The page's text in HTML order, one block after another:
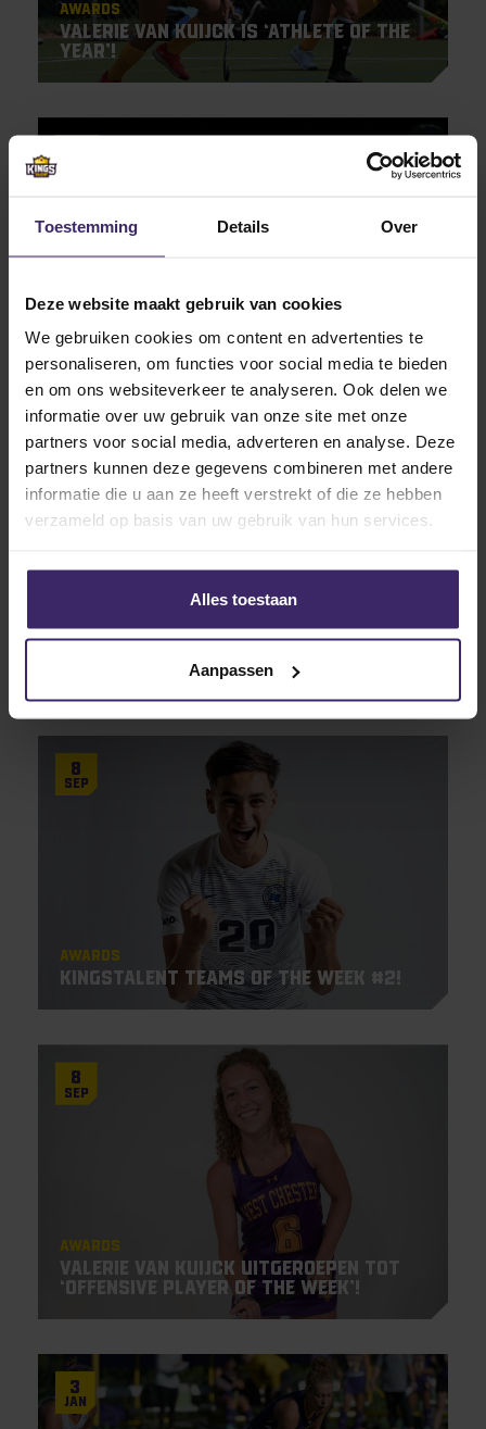
Toestemming Details Over
Deze website maakt gebruik van cookies
We gebruiken cookies om content en advertenties te
personaliseren, om functies voor social media te bieden
en om ons websiteverkeer te analyseren. Ook delen we
informatie over uw gebruik van onze site met onze
partners voor social media, adverteren en analyse. Deze
partners kunnen deze gegevens combineren met andere
informatie die u aan ze heeft verstrekt of die ze hebben
verzameld op basis van uw gebruik van hun services.
Alles toestaan
Aanpassen
Awards
Valerie van Kuijck is ‘Athlete of the
Year’!
Updates
KingTalent Teams of the Week #9
Sep
Updates
8
Sep
Awards
Kingstalent Teams of the Week #2!
8
Sep
Awards
Valerie van Kuijck uitgeroepen tot
‘Offensive Player Of The Week’!
3
Jan